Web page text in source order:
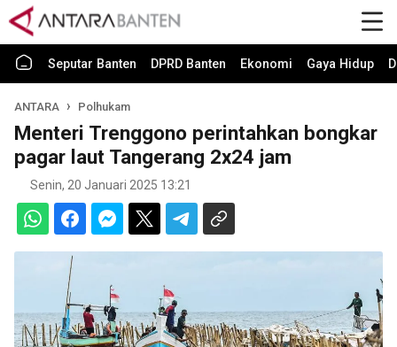
Seputar Banten DPRD Banten Ekonomi Gaya Hidup
ANTARA Polhukam
Menteri Trenggono perintahkan bongkar
pagar laut Tangerang 2x24 jam
Senin, 20 Januari 2025 13:21